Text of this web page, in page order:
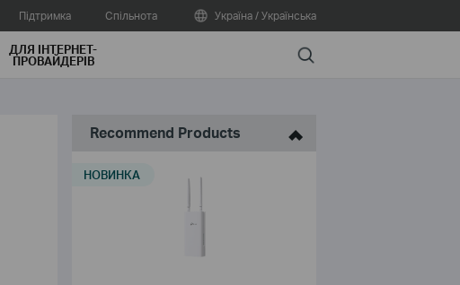
Підтримка Спільнота Україна / Українська
ДЛЯ ІНТЕРНЕТ-
ПРОВАЙДЕРІВ Search
Recommend Products
НОВИНКА